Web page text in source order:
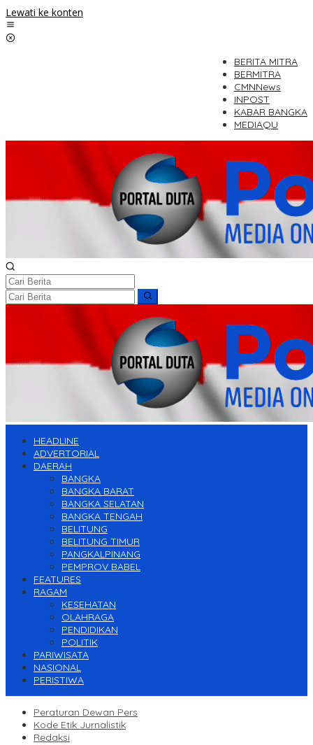
Lewati ke konten
BERITA MITRA
BERMITRA
CMNNews
INPOST
KABAR BANGKA
MEDIAQU
HEADLINE
ADVERTORIAL
DAERAH
BANGKA
BANGKA BARAT
BANGKA SELATAN
BANGKA TENGAH
BELITUNG
BELITUNG TIMUR
PANGKALPINANG
PEMPROV BABEL
FEATURES
RAGAM
KESEHATAN
OLAHRAGA
PENDIDIKAN
POLITIK
PARIWISATA
NASIONAL
PERISTIWA
Peraturan Dewan Pers
Kode Etik Jurnalistik
Redaksi